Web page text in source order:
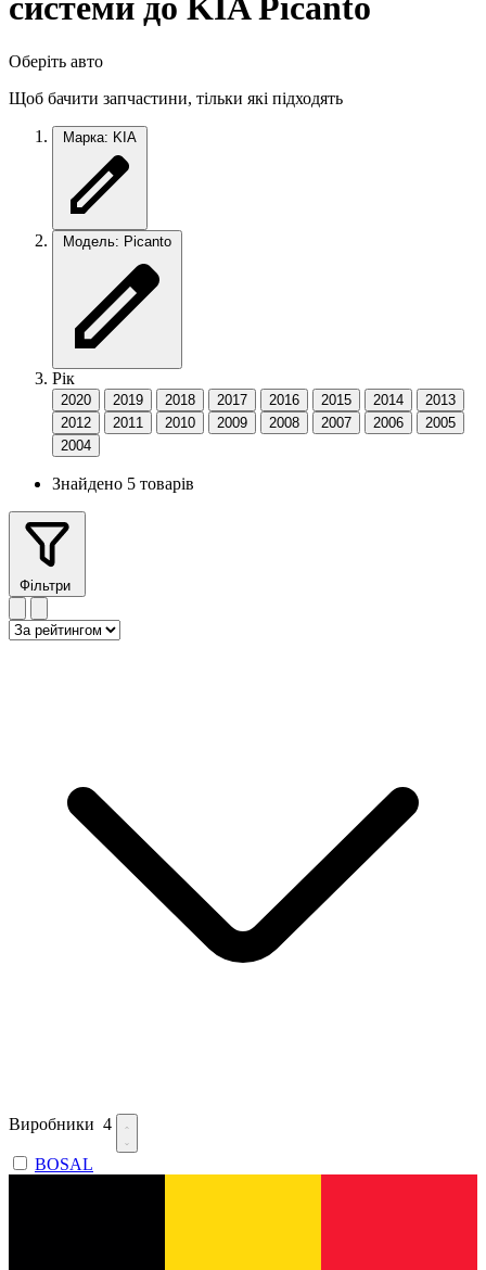
системи до KIA Picanto
Оберіть авто
Щоб бачити запчастини, тільки які підходять
Марка: KIA
Модель: Picanto
Рік
2020 2019 2018 2017 2016 2015 2014
2013
2012
2011 2010 2009 2008 2007 2006
2005
2004
Знайдено 5 товарів
Фільтри
Виробники 4
BOSAL